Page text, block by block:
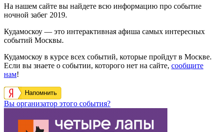
На нашем сайте вы найдете всю информацию про событие
ночной забег 2019.
Кудамоскоу — это интерактивная афиша самых интересных
событий Москвы.
Кудамоскоу в курсе всех событий, которые пройдут в Москве.
Если вы знаете о событии, которого нет на сайте, сообщите
нам!
Напомнить
Вы организатор этого события?